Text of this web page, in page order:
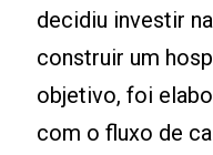
decidiu investir
construir um
objetivo, foi
com o fluxo de